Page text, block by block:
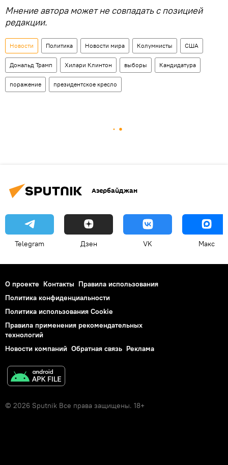
Мнение автора может не совпадать с позицией
редакции.
Новости Политика Новости мира Колумнисты США
Дональд Трамп Хилари Клинтон выборы Кандидатура
поражение президентское кресло
Азербайджан
Telegram Дзен VK Макс
О проекте Контакты Правила использования
Политика конфиденциальности
Политика использования Cookie
Правила применения рекомендательных
технологий
Новости компаний Обратная связь Реклама
© 2026 Sputnik Все права защищены. 18+